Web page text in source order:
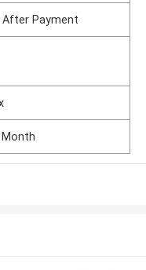
After Payment